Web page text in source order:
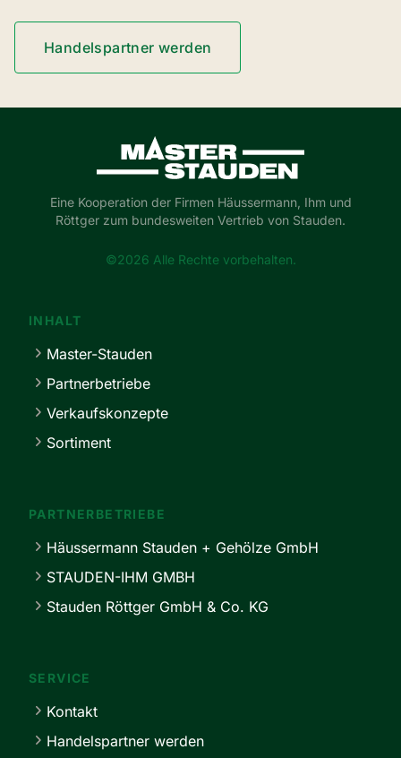
Handelspartner werden
Master-Stauden
Eine Kooperation der Firmen Häussermann, Ihm und
Röttger zum bundesweiten Vertrieb von Stauden.
©2026 Alle Rechte vorbehalten.
INHALT
Master-Stauden
Partnerbetriebe
Verkaufskonzepte
Sortiment
PARTNERBETRIEBE
Häussermann Stauden + Gehölze GmbH
STAUDEN-IHM GMBH
Stauden Röttger GmbH & Co. KG
SERVICE
Kontakt
Handelspartner werden